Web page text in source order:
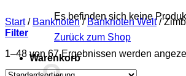
Es befinden sich keine
Zurück zum Shop
Warenkorb
Start / Banknoten / Banknoten Welt /
Filter
1–48 von 67 Ergebnissen werden